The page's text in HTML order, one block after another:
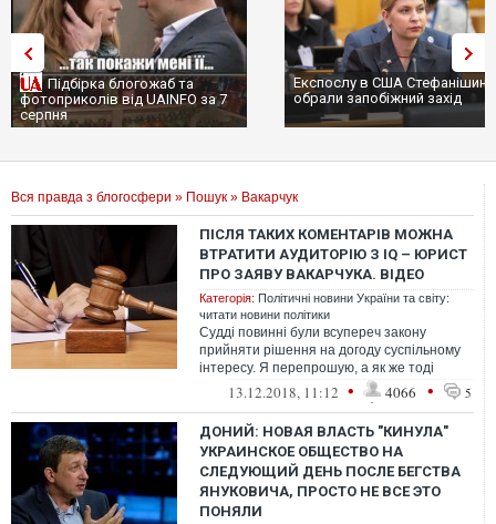
Підбірка блогожаб та
фотоприколів від UAINFO за 7
серпня
Експослу в США
обрали запобіжний захід
Вся правда з блогосфери » Пошук » Вакарчук
ПІСЛЯ ТАКИХ КОМЕНТАРІВ МОЖНА
ВТРАТИТИ АУДИТОРІЮ З IQ – ЮРИСТ
ПРО ЗАЯВУ ВАКАРЧУКА. ВІДЕО
Категорія: Політичні новини України та світу:
читати новини політики
Судді повинні були всупереч закону
прийняти рішення на догоду суспільному
інтересу. Я перепрошую, а як же тоді
безсторонність, незалежність, верховенс...
13.12.2018, 11:12 • 4066 • 5
ДОНИЙ: НОВАЯ ВЛАСТЬ "КИНУЛА"
УКРАИНСКОЕ ОБЩЕСТВО НА
СЛЕДУЮЩИЙ ДЕНЬ ПОСЛЕ БЕГСТВА
ЯНУКОВИЧА, ПРОСТО НЕ ВСЕ ЭТО
ПОНЯЛИ